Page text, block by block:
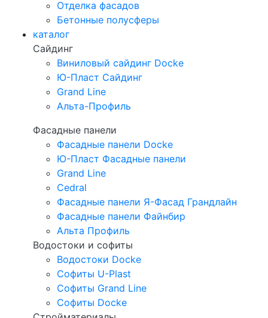
Отделка фасадов
Бетонные полусферы
каталог
Сайдинг
Виниловый сайдинг Docke
Ю-Пласт Сайдинг
Grand Line
Альта-Профиль
Фасадные панели
Фасадные панели Docke
Ю-Пласт Фасадные панели
Grand Line
Cedral
Фасадные панели Я-Фасад Грандлайн
Фасадные панели Файнбир
Альта Профиль
Водостоки и софиты
Водостоки Docke
Софиты U-Plast
Софиты Grand Line
Софиты Docke